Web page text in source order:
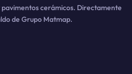
pavimentos cerámicos. Directamente
de Grupo Matmap.